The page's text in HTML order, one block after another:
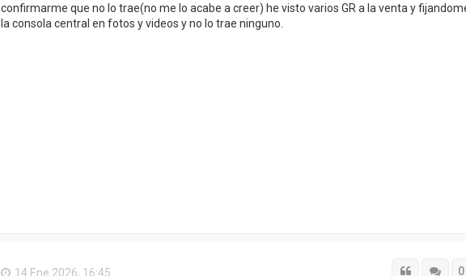
confirmarme que no lo trae(no me lo acabe a creer) he visto varios GR a la venta y
la consola central en fotos y videos y no lo trae ninguno.
Citar 0
Citar
14 Ene 2026, 16:45